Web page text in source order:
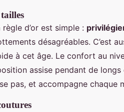
d’or est simple :
désagréables. C’est
à cet âge. Le confort au
assise pendant de
pas, et accompagne chaque